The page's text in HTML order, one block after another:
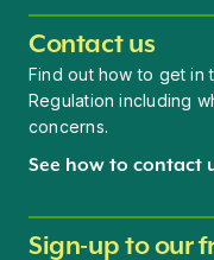
Contact us
Find out how to get in
Regulation including
concerns.
See how to contact
Sign-up to our